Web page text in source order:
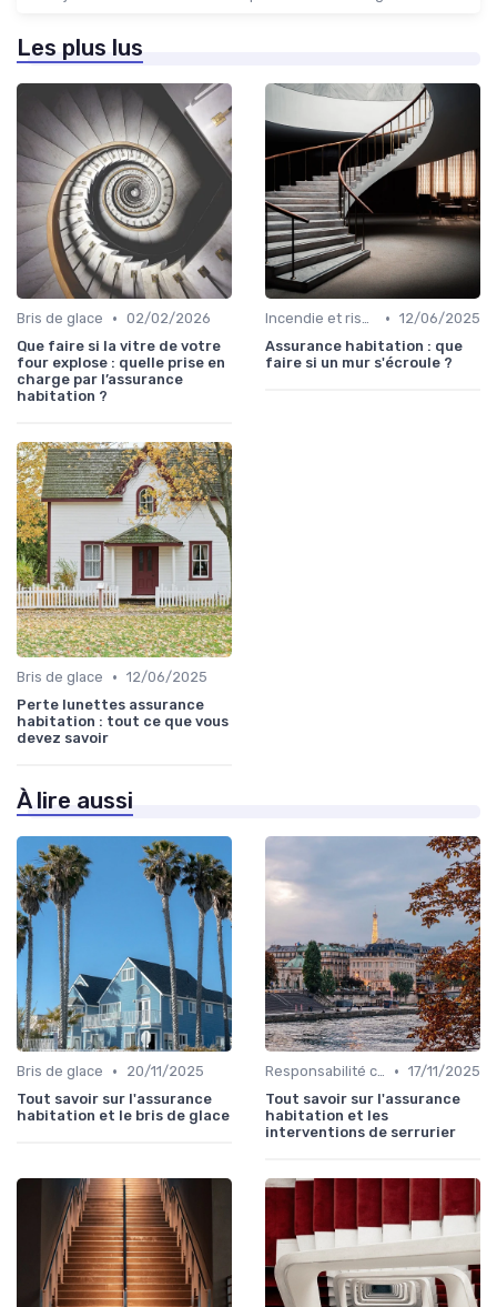
Les plus lus
Bris de glace • 02/02/2026
Que faire si la vitre de votre
four explose : quelle prise en
charge par l’assurance
habitation ?
Incendie et risques naturels • 12/06/2025
Assurance habitation : que
faire si un mur s'écroule ?
Bris de glace • 12/06/2025
Perte lunettes assurance
habitation : tout ce que vous
devez savoir
À lire aussi
Bris de glace •
20/11/2025
Tout savoir sur l'assurance
habitation et le bris de glace
Responsabilité civile • 17/11/2025
Tout savoir sur l'assurance
habitation et les
interventions de serrurier